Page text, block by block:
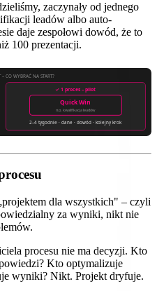
zaczynały od jednego
leadów albo auto-
daje zespołowi dowód, że to
100 prezentacji.
– CO WYBRAĆ NA START?
✓ 1 proces – pilot
Quick Win
np. kwalifikacja leadów
2–4 tygodnie · dane · dowód · kolejny krok
dla wszystkich" – czyli
za wyniki, nikt nie
procesu nie ma decyzji. Kto
Kto optymalizuje
wyniki? Nikt. Projekt dryfuje.